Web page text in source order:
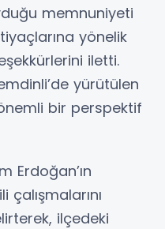
memnuniyeti
yönelik
iletti.
yürütülen
bir perspektif
Erdoğan’ın
ilçedeki